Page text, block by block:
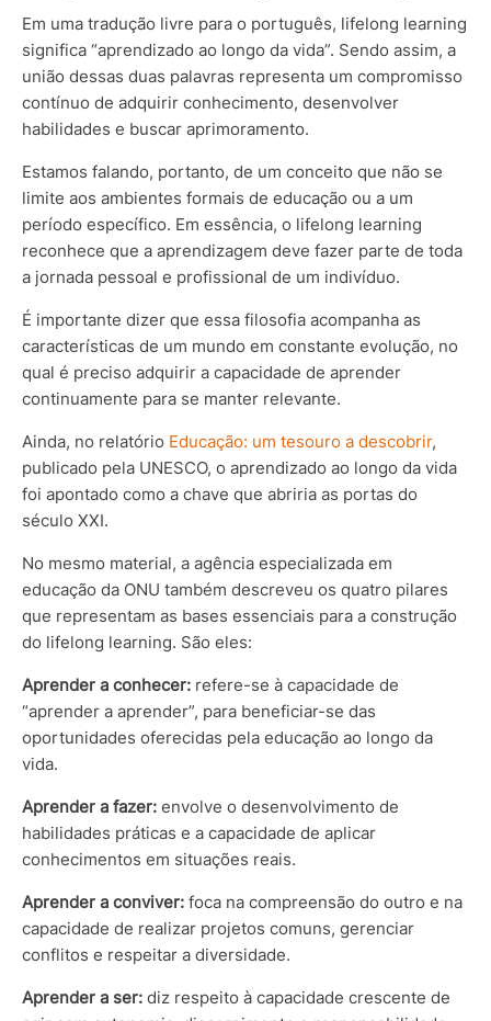
Em uma tradução livre para o português, lifelong learning
significa “aprendizado ao longo da vida”. Sendo assim, a
união dessas duas palavras representa um compromisso
contínuo de adquirir conhecimento, desenvolver
habilidades e buscar aprimoramento.
Estamos falando, portanto, de um conceito que não se
limite aos ambientes formais de educação ou a um
período específico. Em essência, o lifelong learning
reconhece que a aprendizagem deve fazer parte de toda
a jornada pessoal e profissional de um indivíduo.
É importante dizer que essa filosofia acompanha as
características de um mundo em constante evolução, no
qual é preciso adquirir a capacidade de aprender
continuamente para se manter relevante.
Ainda, no relatório Educação: um tesouro a descobrir,
publicado pela UNESCO, o aprendizado ao longo da vida
foi apontado como a chave que abriria as portas do
século XXI.
No mesmo material, a agência especializada em
educação da ONU também descreveu os quatro pilares
que representam as bases essenciais para a construção
do lifelong learning. São eles:
Aprender a conhecer: refere-se à capacidade de
“aprender a aprender”, para beneficiar-se das
oportunidades oferecidas pela educação ao longo da
vida.
Aprender a fazer: envolve o desenvolvimento de
habilidades práticas e a capacidade de aplicar
conhecimentos em situações reais.
Aprender a conviver: foca na compreensão do outro e na
capacidade de realizar projetos comuns, gerenciar
conflitos e respeitar a diversidade.
Aprender a ser: diz respeito à capacidade crescente de